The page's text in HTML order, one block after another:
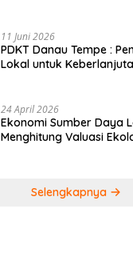
11 Juni 2026
PDKT Danau Tempe :
Lokal untuk
24 April 2026
Ekonomi Sumber Daya
Menghitung Valuasi
Selengkapnya